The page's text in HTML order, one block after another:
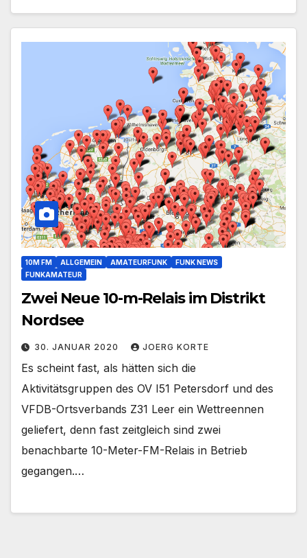
10M FM ALLGEMEIN AMATEURFUNK
FUNK NEWS
FUNKAMATEUR
Zwei Neue 10-m-Relais im Distrikt
Nordsee
30. JANUAR 2020 JOERG KORTE
Es scheint fast, als hätten sich die
Aktivitätsgruppen des OV I51 Petersdorf und des
VFDB-Ortsverbands Z31 Leer ein Wettreennen
geliefert, denn fast zeitgleich sind zwei
benachbarte 10-Meter-FM-Relais in Betrieb
gegangen.…